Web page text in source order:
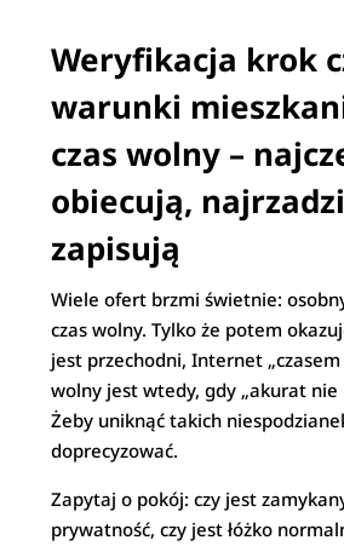
Weryfikacja krok
warunki
czas wolny –
obiecują,
zapisują
Wiele ofert brzmi świetnie:
czas wolny. Tylko że potem
jest przechodni, Internet „czasem
wolny jest wtedy, gdy „akurat nie
Żeby uniknąć takich
doprecyzować.
Zapytaj o pokój: czy jest
prywatność, czy jest łóżko